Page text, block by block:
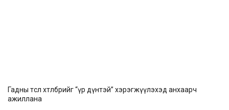
Гадны төсөл хөтөлбөрийг “үр дүнтэй” хэрэгжүүлэхэд анхаарч
ажиллана